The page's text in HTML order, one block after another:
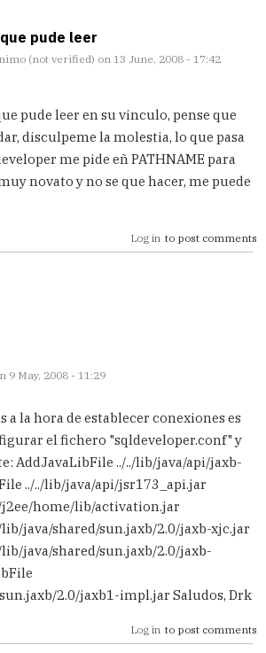
pude leer
(not verified) on 13 June, 2008 - 17:42
pude leer en su vinculo, pense que
disculpeme la molestia, lo que pasa
me pide eñ PATHNAME para
novato y no se que hacer, me puede
Log in to post comments
9 May, 2008 - 11:29
a la hora de establecer conexiones es
el fichero "sqldeveloper.conf" y
AddJavaLibFile ../../lib/java/api/jaxb-
../../lib/java/api/jsr173_api.jar
j2ee/home/lib/activation.jar
lib/java/shared/sun.jaxb/2.0/jaxb-xjc.jar
lib/java/shared/sun.jaxb/2.0/jaxb-
2.0/jaxb1-impl.jar Saludos, Drk
Log in to post comments